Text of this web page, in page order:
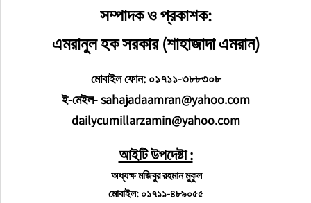
সম্পাদক ও প্রকাশক:
এমরানুল হক সরকার (শাহাজাদা এমরান)
মোবাইল ফোন: ০১৭১১-৩৮৮৩০৮
ই-মেইল- sahajadaamran@yahoo.com
dailycumillarzamin@yahoo.com
আইটি উপদেষ্টা :
অধ্যক্ষ মজিবুর রহমান মুকুল
মোবাইল: ০১৭১১-৪৮৯০৫৫